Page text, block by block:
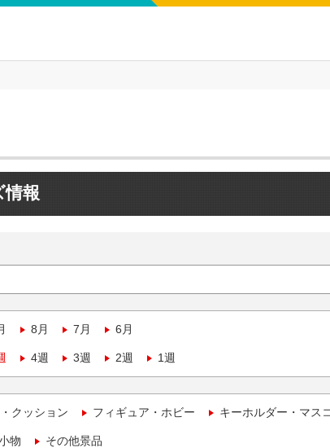
情報
8月 7月 6月
4週 3週 2週 1週
クッション フィギュア・ホビー キーホルダー・マス
物 その他景品